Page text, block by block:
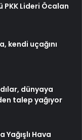
PKK Lideri Öcalan
kendi uçağını
dünyaya
talep yağıyor
Yağışlı Hava